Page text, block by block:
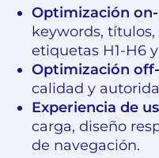
Optimización
keywords,
etiquetas H1-H6
Optimización
calidad y
Experiencia de
carga, diseño
de navegación.